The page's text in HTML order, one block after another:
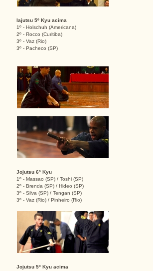
Iajutsu 5º Kyu acima
1º - Holschuh (Americana)
2º - Rocco (Curitiba)
3º - Vaz (Rio)
3º - Pacheco (SP)
Jojutsu 6º Kyu
1º - Massao (SP) / Toshi (SP)
2º - Brenda (SP) / Hideo (SP)
3º - Silva (SP) / Tengan (SP)
3º - Vaz (Rio) / Pinheiro (Rio)
Jojutsu 5º Kyu acima